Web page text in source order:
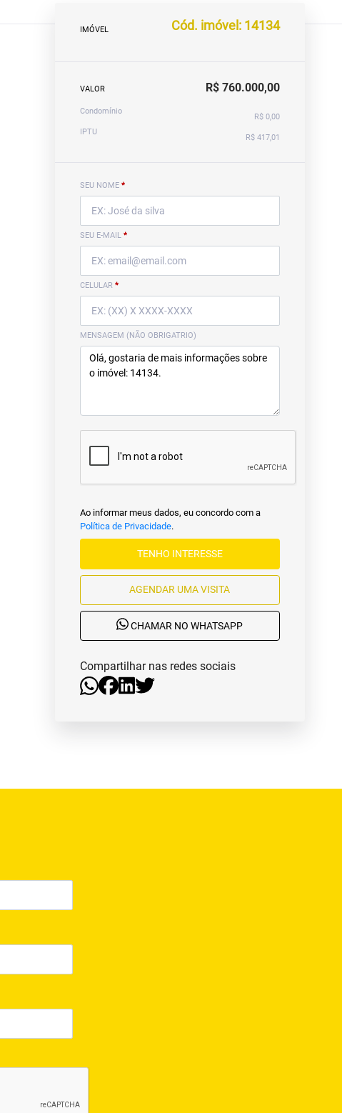
IMÓVEL Cód. imóvel: 14134
VALOR R$ 760.000,00
Condomínio
R$ 0,00
IPTU
R$ 417,01
SEU NOME *
SEU E-MAIL *
CELULAR *
MENSAGEM (NÃO OBRIGATRIO)
Ao informar meus dados, eu concordo com a
Política de Privacidade.
TENHO INTERESSE
AGENDAR UMA VISITA
CHAMAR NO WHATSAPP
Compartilhar nas redes sociais